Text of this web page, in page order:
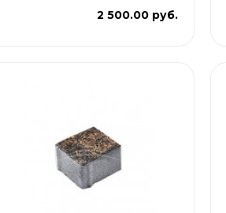
2 500.00 руб.